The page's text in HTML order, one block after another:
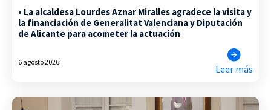
• La alcaldesa Lourdes Aznar Miralles agradece la visita y
la financiación de Generalitat Valenciana y Diputación
de Alicante para acometer la actuación
6 agosto 2026
Leer más